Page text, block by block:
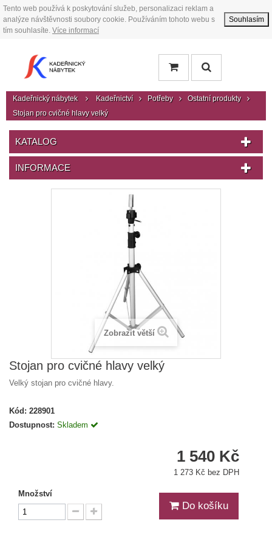
Tento web používá k poskytování služeb, personalizaci reklam a
analýze návštěvnosti soubory cookie. Používáním tohoto webu s
tím souhlasíte. Více informací
Souhlasím
Kadeřnický nábytek Kadeřnictví Potřeby
Ostatní produkty
Stojan pro cvičné hlavy velký
KATALOG
INFORMACE
Zobrazit větší
Stojan pro cvičné hlavy velký
Velký stojan pro cvičné hlavy.
Kód: 228901
Dostupnost: Skladem
1 540 Kč
1 273 Kč bez DPH
Množství
Do košíku